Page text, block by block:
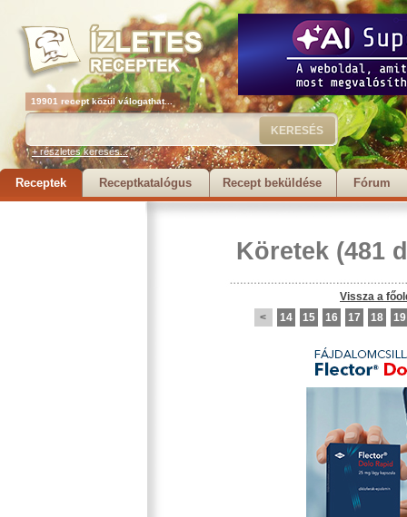
19901 recept közül válogathat...
+ részletes keresés...
Receptek Receptkatalógus Recept beküldése Fórum
Köretek (481
Vissza a
<
14 15 16 17 18 19